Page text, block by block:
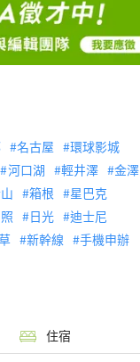
名古屋
環球影城
河口湖 輕井澤
金澤
箱根
星巴克
日光
迪士尼
新幹線 手機申辦
住宿